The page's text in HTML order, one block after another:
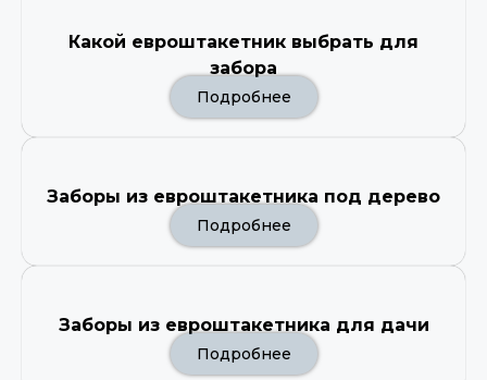
Какой евроштакетник выбрать для
забора
Подробнее
Заборы из евроштакетника под дерево
Подробнее
Заборы из евроштакетника для дачи
Подробнее